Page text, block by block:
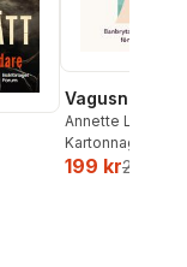
Vagusnerven
Annette Løno
Kartonnage
199 kr259 kr